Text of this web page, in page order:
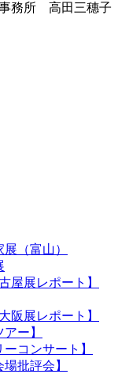
務所 高田三穗子
（富山）
屋展レポート】
展レポート】
ー】
コンサート】
批評会】